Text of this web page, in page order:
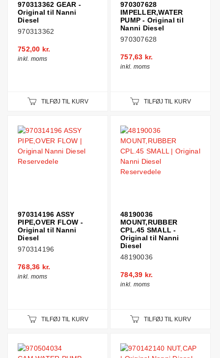
970313362 GEAR -
Original til Nanni
Diesel
970313362
752,00 kr.
inkl. moms
TILFØJ TIL KURV
970307628
IMPELLER,WATER
PUMP - Original til
Nanni Diesel
970307628
757,63 kr.
inkl. moms
TILFØJ TIL KURV
970314196 ASSY
PIPE,OVER FLOW -
Original til Nanni
Diesel
970314196
768,36 kr.
inkl. moms
TILFØJ TIL KURV
48190036
MOUNT,RUBBER
CPL.45 SMALL -
Original til Nanni
Diesel
48190036
784,39 kr.
inkl. moms
TILFØJ TIL KURV